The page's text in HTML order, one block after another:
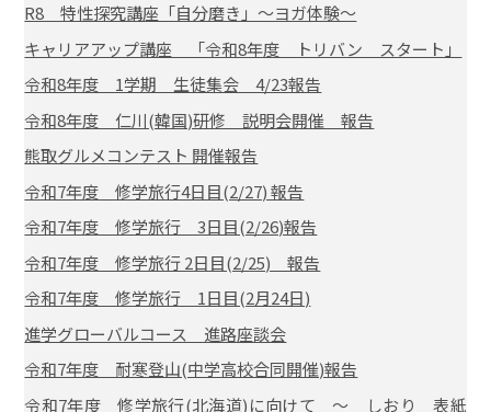
R8 特性探究講座「自分磨き」～ヨガ体験～
キャリアアップ講座 「令和8年度 トリバン スタート」
令和8年度 1学期 生徒集会 4/23報告
令和8年度 仁川(韓国)研修 説明会開催 報告
熊取グルメコンテスト 開催報告
令和7年度 修学旅行4日目(2/27) 報告
令和7年度 修学旅行 3日目(2/26)報告
令和7年度 修学旅行 2日目(2/25) 報告
令和7年度 修学旅行 1日目(2月24日)
進学グローバルコース 進路座談会
令和7年度 耐寒登山(中学高校合同開催)報告
令和7年度 修学旅行(北海道)に向けて ～ しおり 表紙